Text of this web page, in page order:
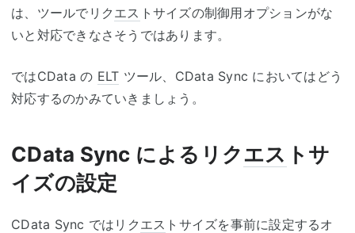
は、ツールでリク エス トサイズの制御用オプションがな
いと対応できなさそうではあります。
ではCData の ELT ツール、CData Sync においてはどう
対応するのかみていきましょう。
CData Sync によるリクエス トサ
イズの設定
CData Sync ではリク エス トサイズを事前に設定するオ